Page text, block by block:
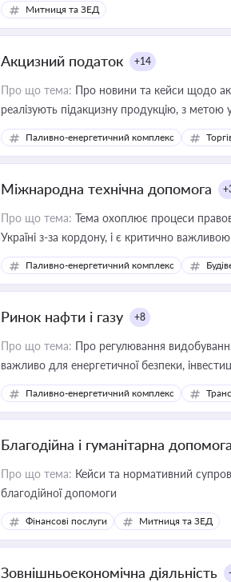
Митниця та ЗЕД
Акцизний податок +14
Про що тема: Про новини та кейси щодо
реалізують підакцизну продукцію, з
Паливно-енергетичний комплекс
Міжнародна технічна допомога
Про що тема: Тема охоплює процеси
Україні з-за кордону, і є критично
інфраструктурних проєктів
Паливно-енергетичний комплекс
Ринок нафти і газу +8
Про що тема: Про регулювання
важливо для енергетичної безпеки,
Паливно-енергетичний комплекс
Благодійна і гуманітарна допомога
Про що тема: Кейси та нормативний
благодійної допомоги
Фінансові послуги Митниця та ЗЕД
Зовнішньоекономічна діяльність